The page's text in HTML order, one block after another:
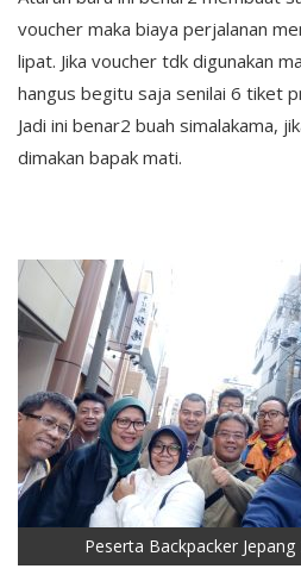
voucher maka biaya perjalanan
lipat. Jika voucher tdk digunakan
hangus begitu saja senilai 6 tiket
Jadi ini benar2 buah simalakama,
dimakan bapak mati.
Peserta Backpacker Jepang